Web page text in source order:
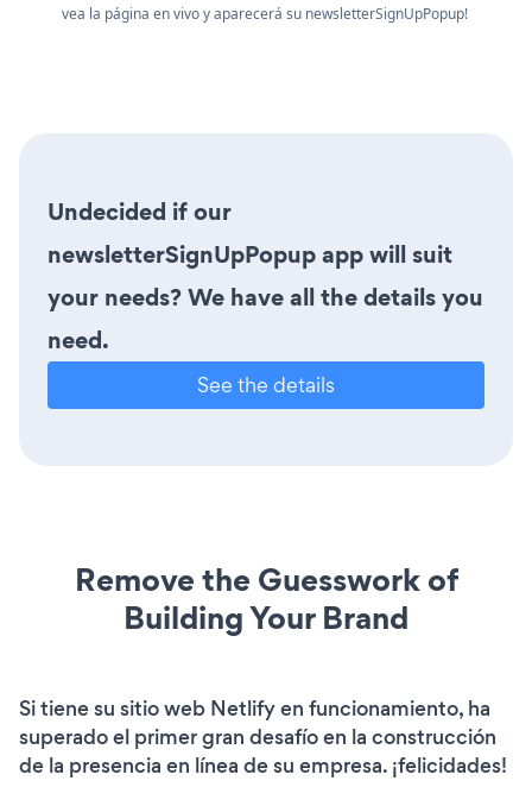
vea la página en vivo y aparecerá su newsletterSignUpPopup!
Undecided if our
newsletterSignUpPopup app will suit
your needs? We have all the details you
need.
See the details
Remove the Guesswork of
Building Your Brand
Si tiene su sitio web Netlify en funcionamiento, ha
superado el primer gran desafío en la construcción
de la presencia en línea de su empresa. ¡felicidades!